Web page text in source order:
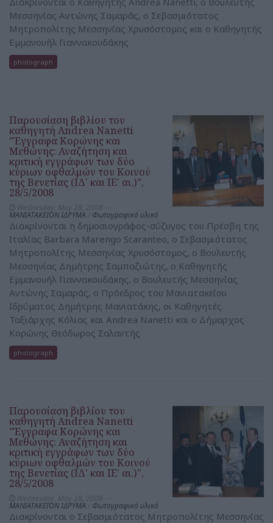
Μεσσηνίας Αντώνης Σαμαράς, ο Σεβασμιότατος
Μητροπολίτης Μεσσηνίας Χρυσόστομος και ο Καθηγητής
Εμμανουήλ Γιαννακουδάκης
photograph
Παρουσίαση βιβλίου του
καθηγητή Andrea Nanetti
"Έγγραφα Κορώνης και
Μεθώνης: Αναζήτηση και
κριτική εγγράφων των δύο
κύριων οφθαλμών του Κοινού
της Βενετίας (ΙΔ' και ΙΕ’ αι.)",
28/5/2008
ΜΑΝΙΑΤΑΚΕΙΟΝ ΙΔΡΥΜΑ Φωτογραφικό υλικό
Διακρίνονται η δημοσιογράφος-σύζυγος του Πρέσβη της
Ιταλίας Barbara Marengo Scaranteο, ο Σεβασμιότατος
Μητροπολίτης Μεσσηνίας Χρυσόστομος, ο Βουλευτής
Μεσσηνίας Δημήτρης Σαμπαζιώτης, ο Καθηγητής
Εμμανουήλ Γιαννακουδάκης, ο Βουλευτής Μεσσηνίας
Αντώνης Σαμαράς, ο Πρόεδρος του Μανιατακείου
Ιδρύματος Δημήτρης Μανιατάκης, οι Καθηγητές
Ταξιάρχης Κόλιας και Andrea Nanetti και ο Δήμαρχος
Κορώνης Θεόδωρος Σαλαντής
photograph
Παρουσίαση βιβλίου του
καθηγητή Andrea Nanetti
"Έγγραφα Κορώνης και
Μεθώνης: Αναζήτηση και
κριτική εγγράφων των δύο
κύριων οφθαλμών του Κοινού
της Βενετίας (ΙΔ' και ΙΕ’ αι.)",
28/5/2008
ΜΑΝΙΑΤΑΚΕΙΟΝ ΙΔΡΥΜΑ Φωτογραφικό υλικό
Διακρίνονται ο Σεβασμιότατος Μητροπολίτης Μεσσηνίας